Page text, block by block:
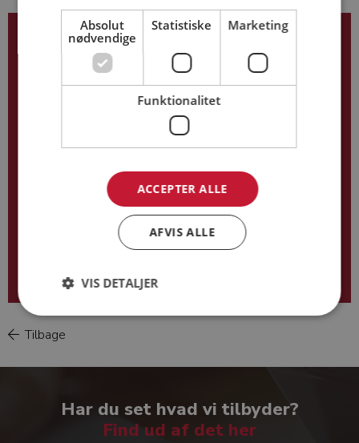
Daniel Lund Jensen
Tilbage
Har du set hvad vi tilbyder?
Find ud af det her
Absolut
nødvendige
Statistiske Marketing
Funktionalitet
ACCEPTER ALLE
AFVIS ALLE
VIS DETALJER